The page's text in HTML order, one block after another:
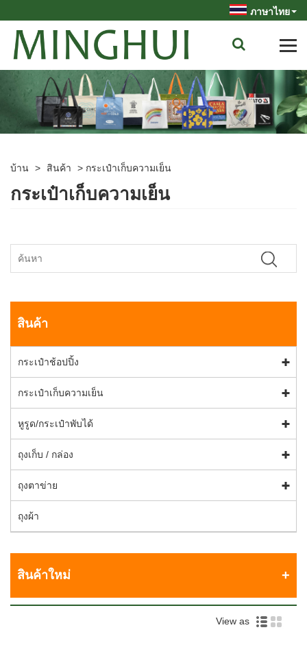
ภาษาไทย
บ้าน > สินค้า > กระเป๋าเก็บความเย็น
กระเป๋าเก็บความเย็น
สินค้า
กระเป๋าช้อปปิ้ง
กระเป๋าเก็บความเย็น
หูรูด/กระเป๋าพับได้
ถุงเก็บ / กล่อง
ถุงตาข่าย
ถุงผ้า
สินค้าใหม่
View as